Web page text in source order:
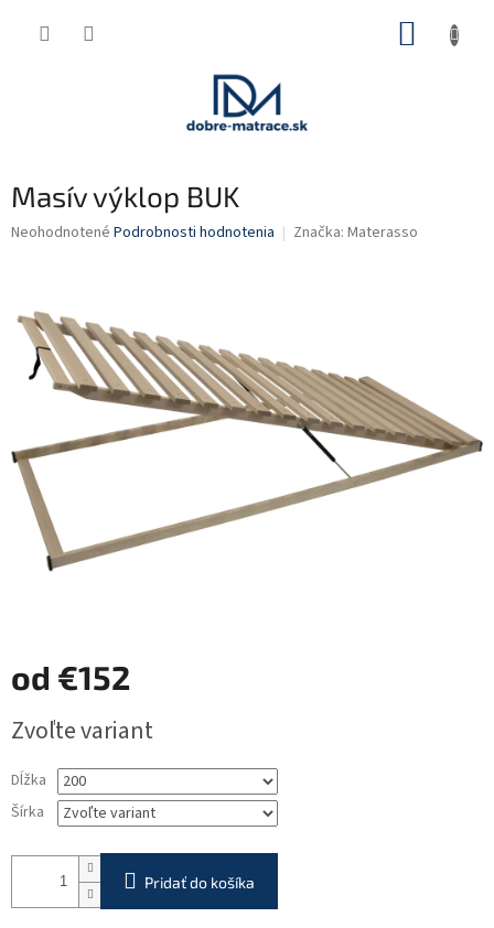
Masív výklop BUK
Priemerné
0,0
hviezdičiek.
Neohodnotené Podrobnosti hodnotenia Značka: Materasso
od €152
cena:
Zvoľte variant
Dĺžka
Šírka
Pridať do košíka